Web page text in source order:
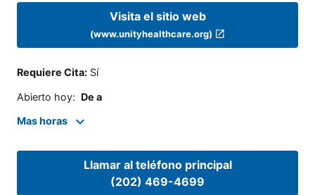
Visita el sitio web
(www.unityhealthcare.org)
Requiere Cita: Sí
Abierto hoy: De a
Mas horas
Llamar al teléfono principal
(202) 469-4699